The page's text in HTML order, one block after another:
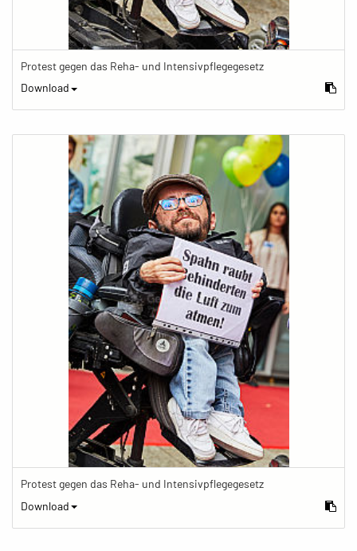
Protest gegen das Reha- und Intensivpflegegesetz
Download
Protest gegen das Reha- und Intensivpflegegesetz
Download